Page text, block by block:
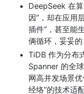
DeepSeek 在
因”，却在应用
插件”，甚至能
俩循环，妥妥的
TiDB 作为分布
Spanner 的全
网高并发场景
经络”的技术适配